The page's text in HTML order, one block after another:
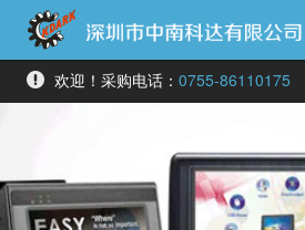
欢迎！采购电话： 0755-86110175